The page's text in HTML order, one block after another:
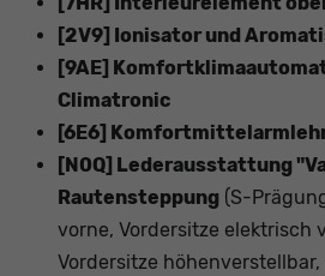
[2V9] Ionisator und
[9AE]
Climatronic
[6E6]
[N0Q] Lederausstattung
Rautensteppung (S-
vorne, Vordersitze elektrisch
Vordersitze